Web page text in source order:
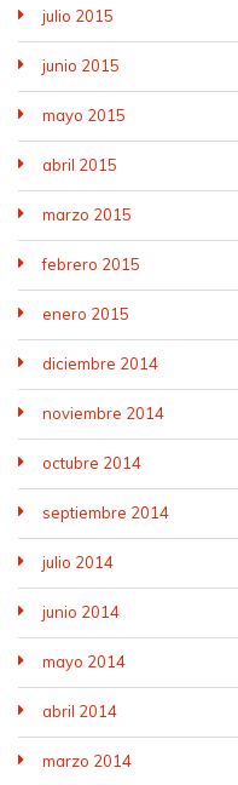
julio 2015
junio 2015
mayo 2015
abril 2015
marzo 2015
febrero 2015
enero 2015
diciembre 2014
noviembre 2014
octubre 2014
septiembre 2014
julio 2014
junio 2014
mayo 2014
abril 2014
marzo 2014